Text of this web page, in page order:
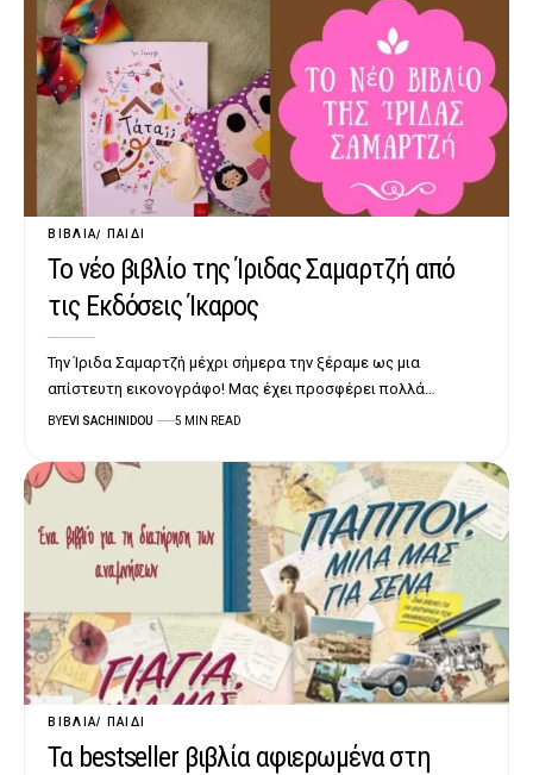
ΒΙΒΛΊΑ ΠΑΙΔΊ
Το νέο βιβλίο της Ίριδας Σαμαρτζή από
τις Εκδόσεις Ίκαρος
Την Ίριδα Σαμαρτζή μέχρι σήμερα την ξέραμε ως μια
απίστευτη εικονογράφο! Μας έχει προσφέρει πολλά…
BYEVI SACHINIDOU 5 MIN READ
ΒΙΒΛΊΑ ΠΑΙΔΊ
Τα bestseller βιβλία αφιερωμένα στη